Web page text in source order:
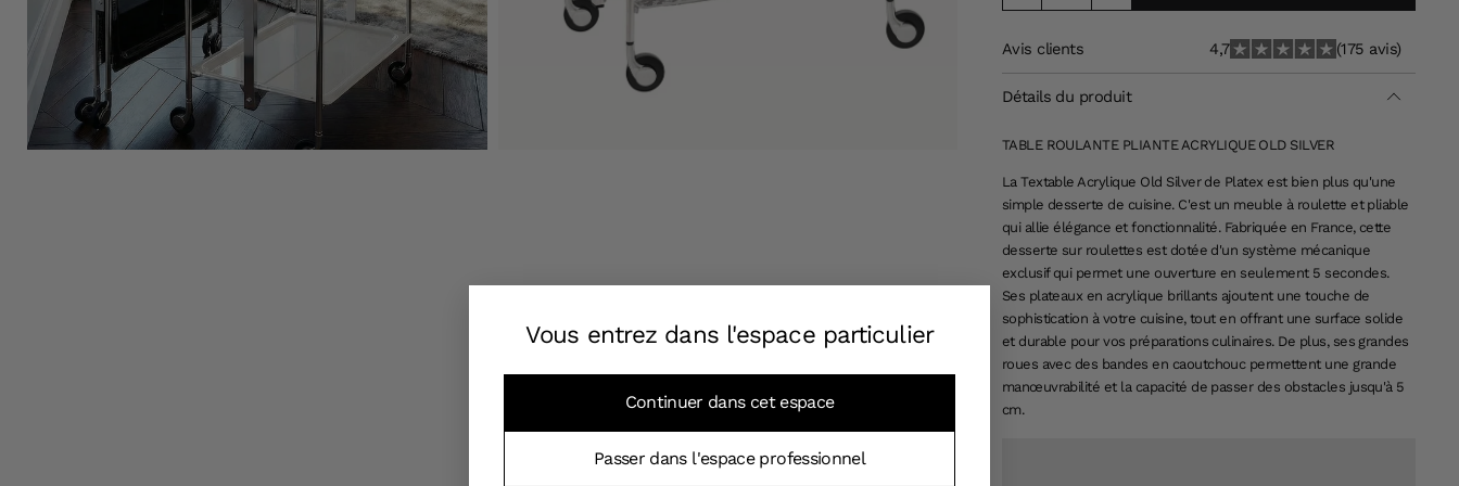
Vous entrez dans l'espace particulier
Continuer dans cet espace
Passer dans l'espace professionnel
Avis clients 4,7 (175 avis)
Détails du produit
TABLE ROULANTE PLIANTE ACRYLIQUE OLD SILVER
La Textable Acrylique Old Silver de Platex est bien plus qu'une
simple desserte de cuisine. C'est un meuble à roulette et pliable
qui allie élégance et fonctionnalité. Fabriquée en France, cette
desserte sur roulettes est dotée d'un système mécanique
exclusif qui permet une ouverture en seulement 5 secondes.
Ses plateaux en acrylique brillants ajoutent une touche de
sophistication à votre cuisine, tout en offrant une surface solide
et durable pour vos préparations culinaires. De plus, ses grandes
roues avec des bandes en caoutchouc permettent une grande
manœuvrabilité et la capacité de passer des obstacles jusqu'à 5
cm.